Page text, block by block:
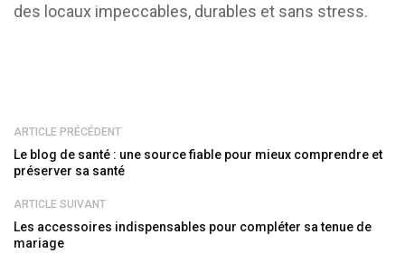
des locaux impeccables, durables et sans stress.
ARTICLE PRÉCÉDENT
Le blog de santé : une source fiable pour mieux comprendre et
préserver sa santé
ARTICLE SUIVANT
Les accessoires indispensables pour compléter sa tenue de
mariage